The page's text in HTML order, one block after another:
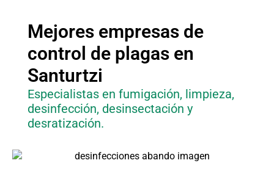
Mejores empresas de
control de plagas en
Santurtzi
Especialistas en fumigación, limpieza,
desinfección, desinsectación y
desratización.